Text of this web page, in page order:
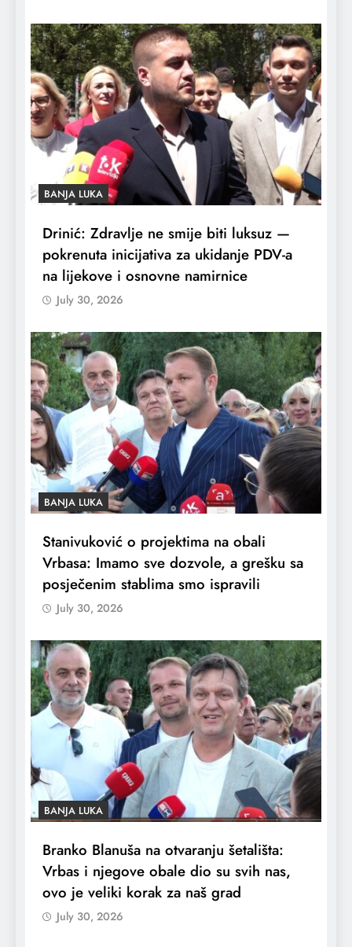
BANJA LUKA
Drinić: Zdravlje ne smije biti luksuz —
pokrenuta inicijativa za ukidanje PDV-a
na lijekove i osnovne namirnice
July 30, 2026
BANJA LUKA
Stanivuković o projektima na obali
Vrbasa: Imamo sve dozvole, a grešku sa
posječenim stablima smo ispravili
July 30, 2026
BANJA LUKA
Branko Blanuša na otvaranju šetališta:
Vrbas i njegove obale dio su svih nas,
ovo je veliki korak za naš grad
July 30, 2026